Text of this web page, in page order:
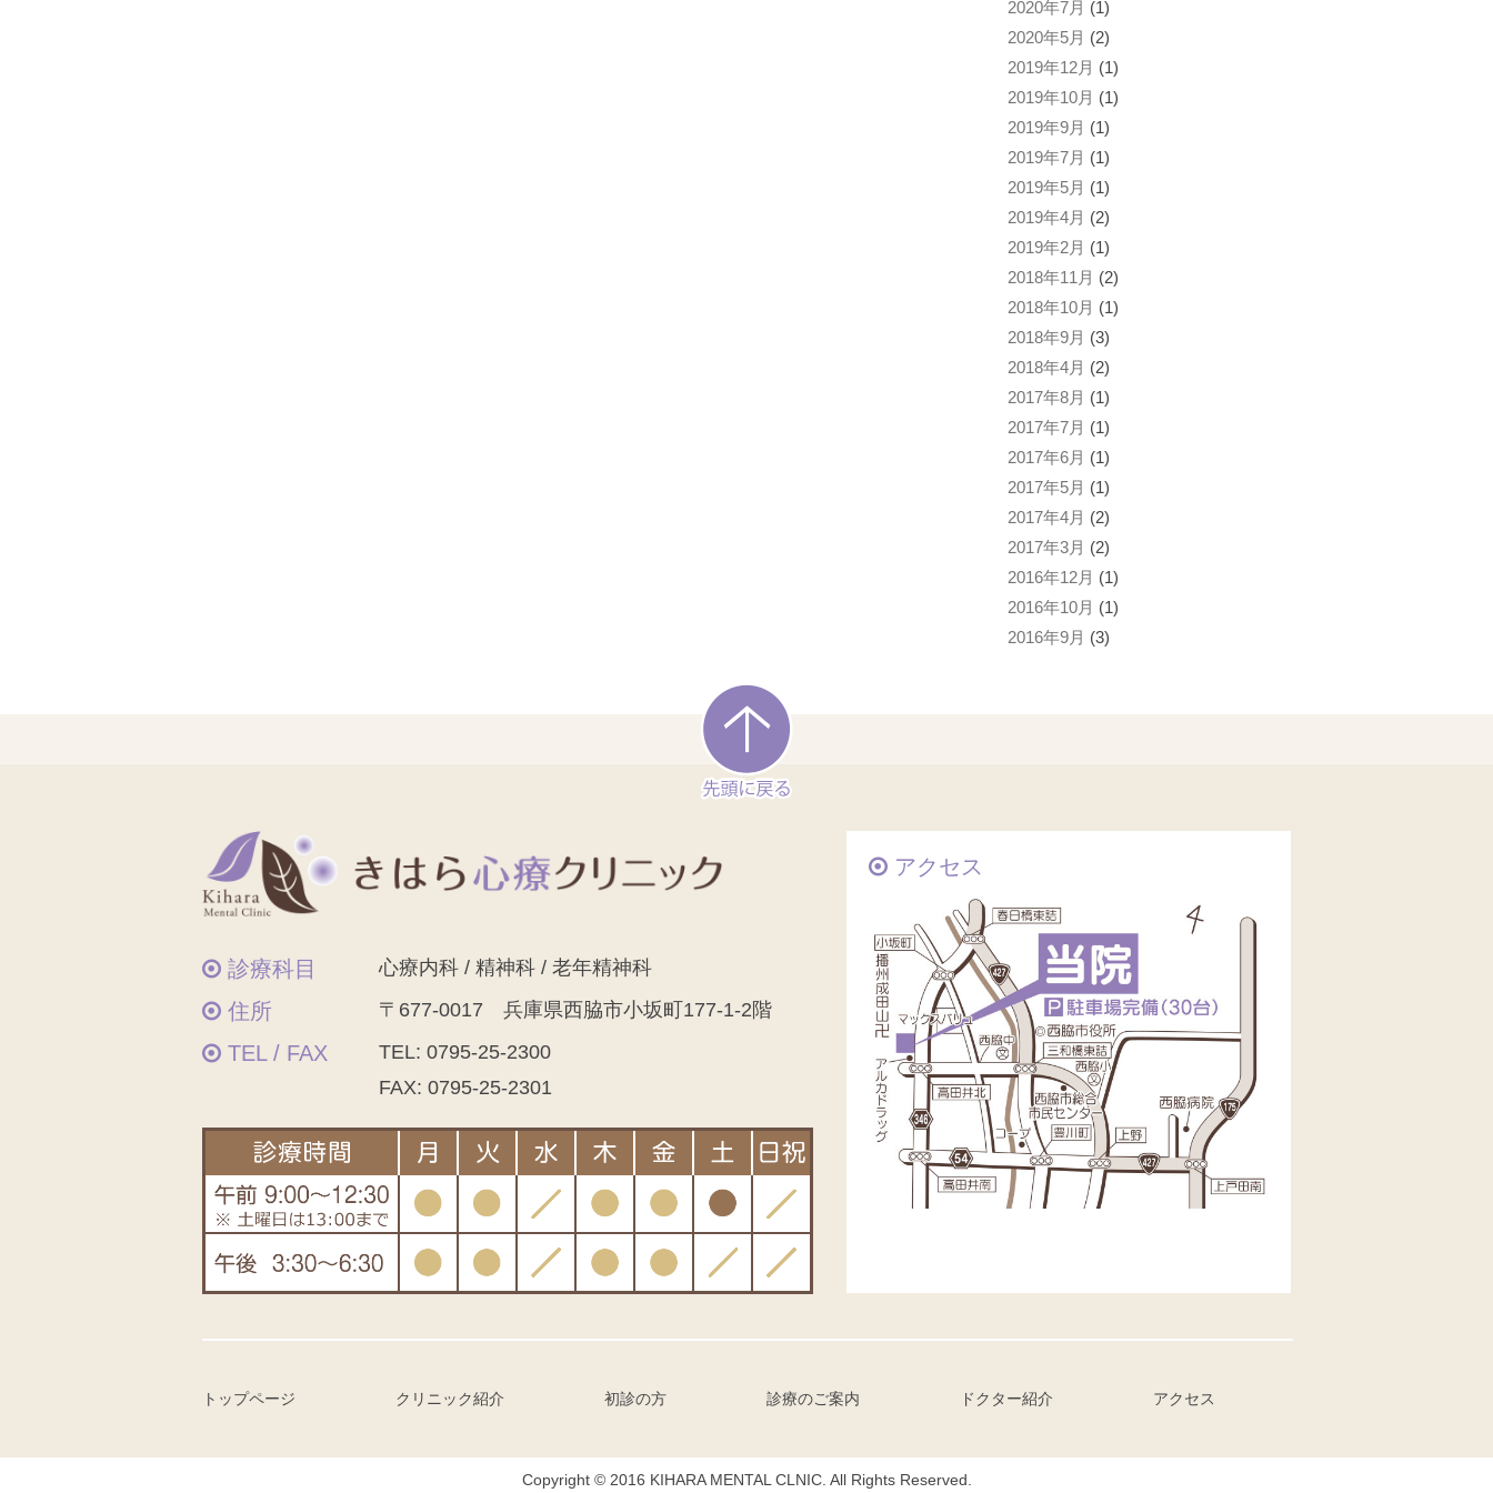
2020年7月 (1)
2020年5月 (2)
2019年12月 (1)
2019年10月 (1)
2019年9月 (1)
2019年7月 (1)
2019年5月 (1)
2019年4月 (2)
2019年2月 (1)
2018年11月 (2)
2018年10月 (1)
2018年9月 (3)
2018年4月 (2)
2017年8月 (1)
2017年7月 (1)
2017年6月 (1)
2017年5月 (1)
2017年4月 (2)
2017年3月 (2)
2016年12月 (1)
2016年10月 (1)
2016年9月 (3)
診療科目 心療内科 / 精神科 / 老年精神科
住所 〒677-0017 兵庫県西脇市小坂町177-1-2階
TEL / FAX TEL: 0795-25-2300
FAX: 0795-25-2301
アクセス
トップページ クリニック紹介 初診の方 診療のご案内 ドクター紹介 アクセス
Copyright © 2016 KIHARA MENTAL CLNIC. All Rights Reserved.